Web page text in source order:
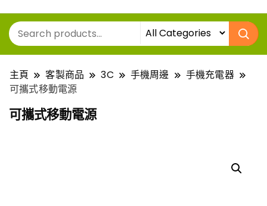
主頁 客製商品 3C 手機周邊
手機充電器
可攜式移動電源
可攜式移動電源